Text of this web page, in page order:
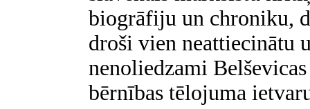
biogrāfiju un chroniku,
droši vien neattiecinātu
nenoliedzami
bērnības tēlojuma